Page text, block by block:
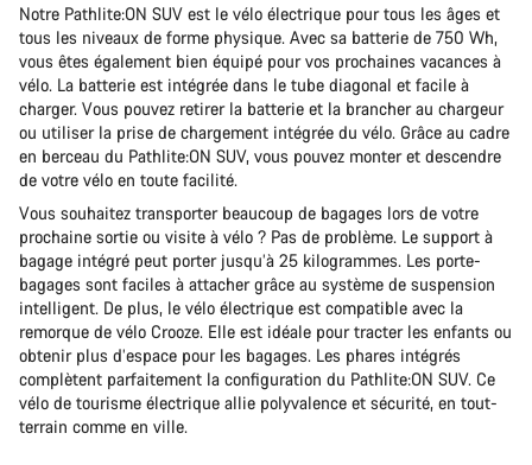
Notre Pathlite:ON SUV est le vélo électrique pour tous les âges et
tous les niveaux de forme physique. Avec sa batterie de 750 Wh,
vous êtes également bien équipé pour vos prochaines vacances à
vélo. La batterie est intégrée dans le tube diagonal et facile à
charger. Vous pouvez retirer la batterie et la brancher au chargeur
ou utiliser la prise de chargement intégrée du vélo. Grâce au cadre
en berceau du Pathlite:ON SUV, vous pouvez monter et descendre
de votre vélo en toute facilité.
Vous souhaitez transporter beaucoup de bagages lors de votre
prochaine sortie ou visite à vélo ? Pas de problème. Le support à
bagage intégré peut porter jusqu’à 25 kilogrammes. Les porte-
bagages sont faciles à attacher grâce au système de suspension
intelligent. De plus, le vélo électrique est compatible avec la
remorque de vélo Crooze. Elle est idéale pour tracter les enfants ou
obtenir plus d’espace pour les bagages. Les phares intégrés
complètent parfaitement la configuration du Pathlite:ON SUV. Ce
vélo de tourisme électrique allie polyvalence et sécurité, en tout-
terrain comme en ville.